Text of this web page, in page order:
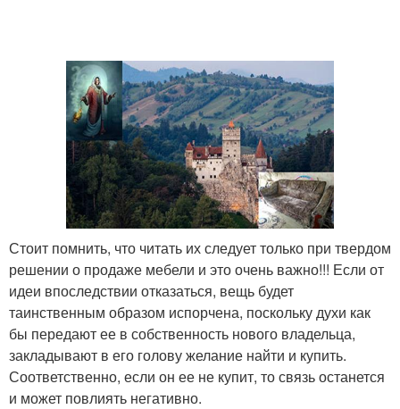
Стоит помнить, что читать их следует только при твердом
решении о продаже мебели и это очень важно!!! Если от
идеи впоследствии отказаться, вещь будет
таинственным образом испорчена, поскольку духи как
бы передают ее в собственность нового владельца,
закладывают в его голову желание найти и купить.
Соответственно, если он ее не купит, то связь останется
и может повлиять негативно.